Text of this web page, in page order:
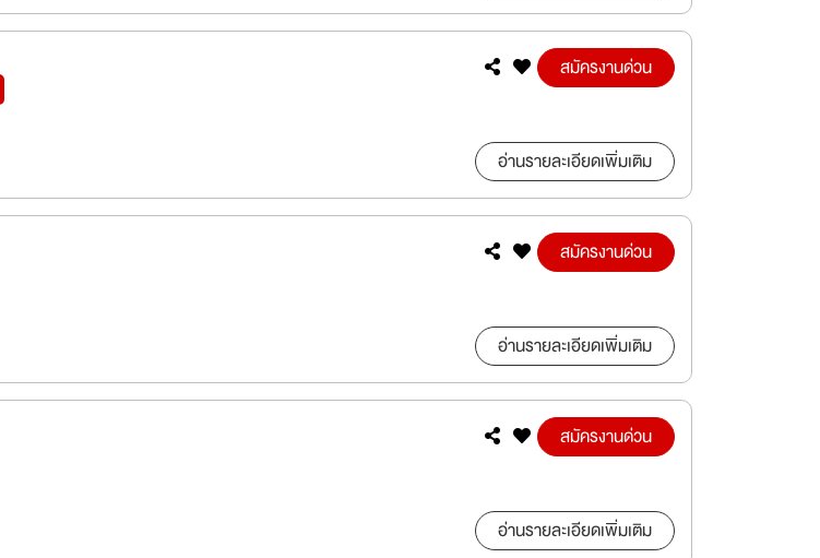
สมัครงานด่วน
อ่านรายละเอียดเพิ่มเติม
สมัครงานด่วน
อ่านรายละเอียดเพิ่มเติม
สมัครงานด่วน
อ่านรายละเอียดเพิ่มเติม